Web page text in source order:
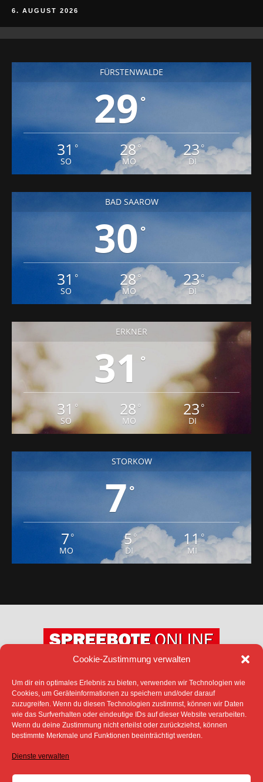
Cookie-Zustimmung verwalten
Um dir ein optimales Erlebnis zu bieten, verwenden wir Technologien wie
Cookies, um Geräteinformationen zu speichern und/oder darauf
zuzugreifen. Wenn du diesen Technologien zustimmst, können wir Daten
wie das Surfverhalten oder eindeutige IDs auf dieser Website verarbeiten.
Wenn du deine Zustimmung nicht erteilst oder zurückziehst, können
bestimmte Merkmale und Funktionen beeinträchtigt werden.
Dienste verwalten
6. AUGUST 2026
FÜRSTENWALDE
29 °
31 °
SO
28°
MO
23°
DI
BAD SAAROW
30 °
31 °
SO
28°
MO
23°
DI
ERKNER
31 °
31 °
SO
28 °
MO
23 °
DI
STORKOW
7°
7 °
MO
5°
DI
11°
MI
DATENSCHUTZ
IMPRESSUM
COOKIE-RICHTLINIE (EU)
SÄMTLICHE TEXTE, BILDER UND ANDERE
VERÖFFENTLICHTEN INFORMATIONEN UNTERLIEGEN -
SOFERN NICHT ANDERS GEKENNZEICHNET- DEM
COPYRIGHT DES SPREEBOTE ONLINE ODER WERDEN